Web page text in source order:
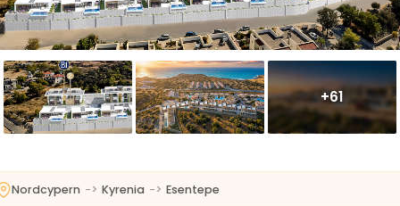
+61
Nordcypern -> Kyrenia -> Esentepe